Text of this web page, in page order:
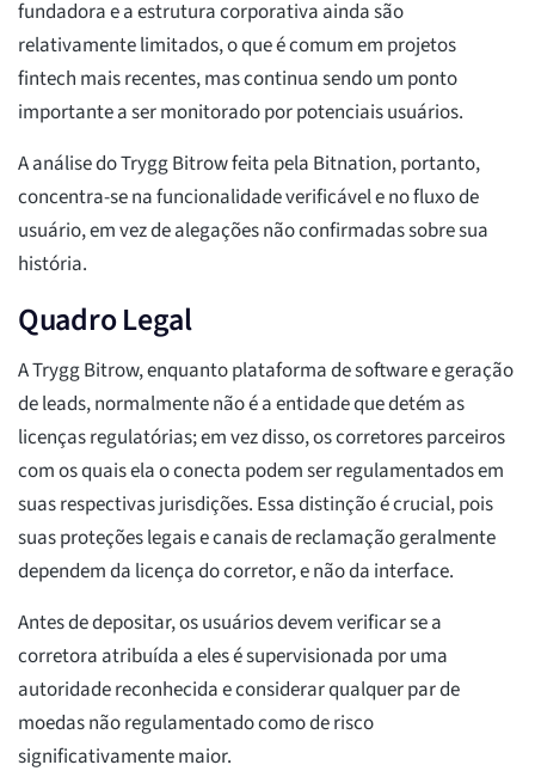
fundadora e a estrutura corporativa ainda são
relativamente limitados, o que é comum em projetos
fintech mais recentes, mas continua sendo um ponto
importante a ser monitorado por potenciais usuários.
A análise do Trygg Bitrow feita pela Bitnation, portanto,
concentra-se na funcionalidade verificável e no fluxo de
usuário, em vez de alegações não confirmadas sobre sua
história.
Quadro Legal
A Trygg Bitrow, enquanto plataforma de software e geração
de leads, normalmente não é a entidade que detém as
licenças regulatórias; em vez disso, os corretores parceiros
com os quais ela o conecta podem ser regulamentados em
suas respectivas jurisdições. Essa distinção é crucial, pois
suas proteções legais e canais de reclamação geralmente
dependem da licença do corretor, e não da interface.
Antes de depositar, os usuários devem verificar se a
corretora atribuída a eles é supervisionada por uma
autoridade reconhecida e considerar qualquer par de
moedas não regulamentado como de risco
significativamente maior.